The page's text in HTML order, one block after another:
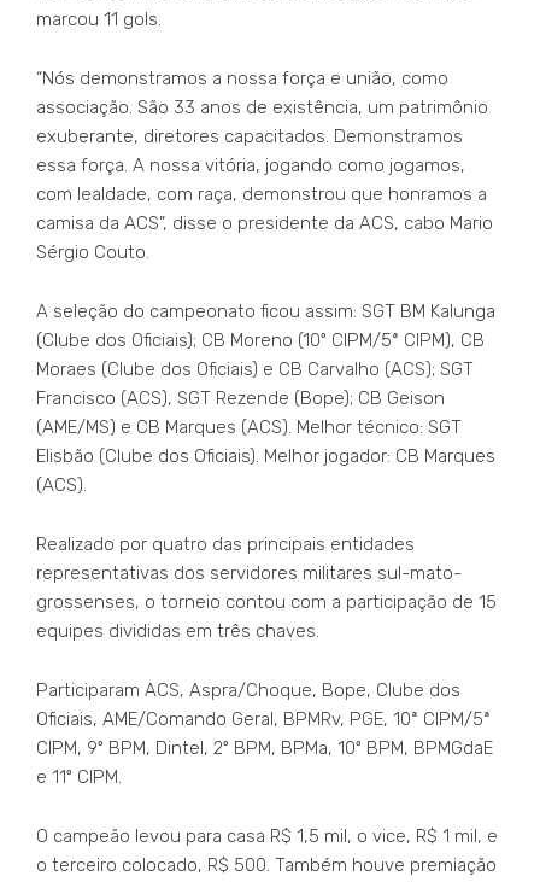
marcou 11 gols.
“Nós demonstramos a nossa força e união, como
associação. São 33 anos de existência, um patrimônio
exuberante, diretores capacitados. Demonstramos
essa força. A nossa vitória, jogando como jogamos,
com lealdade, com raça, demonstrou que honramos a
camisa da ACS”, disse o presidente da ACS, cabo Mario
Sérgio Couto.
A seleção do campeonato ficou assim: SGT BM Kalunga
(Clube dos Oficiais); CB Moreno (10º CIPM/5ª CIPM), CB
Moraes (Clube dos Oficiais) e CB Carvalho (ACS); SGT
Francisco (ACS), SGT Rezende (Bope); CB Geison
(AME/MS) e CB Marques (ACS). Melhor técnico: SGT
Elisbão (Clube dos Oficiais). Melhor jogador: CB Marques
(ACS).
Realizado por quatro das principais entidades
representativas dos servidores militares sul-mato-
grossenses, o torneio contou com a participação de 15
equipes divididas em três chaves.
Participaram ACS, Aspra/Choque, Bope, Clube dos
Oficiais, AME/Comando Geral, BPMRv, PGE, 10ª CIPM/5ª
CIPM, 9º BPM, Dintel, 2º BPM, BPMa, 10º BPM, BPMGdaE
e 11º CIPM.
O campeão levou para casa R$ 1,5 mil, o vice, R$ 1 mil, e
o terceiro colocado, R$ 500. Também houve premiação